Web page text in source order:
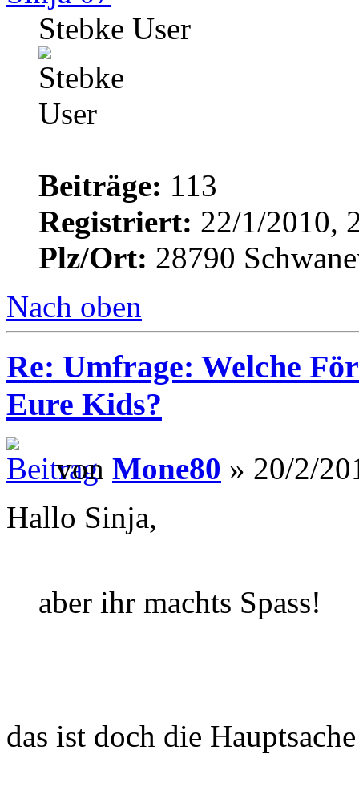
Stebke User
Beiträge: 113
Registriert: 22/1/2010,
Plz/Ort: 28790
Nach oben
Re: Umfrage: Welche
Eure Kids?
von Mone80 » 20/2/
Hallo Sinja,
aber ihr machts Spass!
das ist doch die